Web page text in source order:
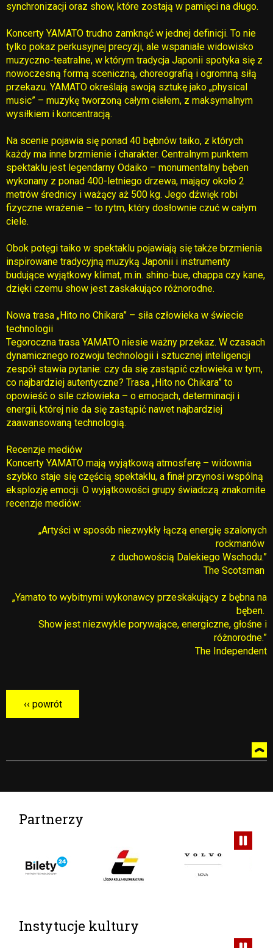
synchronizacji oraz show, które zostają w pamięci na długo.
Koncerty YAMATO trudno zamknąć w jednej definicji. To nie
tylko pokaz perkusyjnej precyzji, ale wspaniałe widowisko
muzyczno-teatralne, w którym tradycja Japonii spotyka się z
nowoczesną formą sceniczną, choreografią i ogromną siłą
przekazu. YAMATO określają swoją sztukę jako „physical
music” – muzykę tworzoną całym ciałem, z maksymalnym
wysiłkiem i koncentracją.
Na scenie pojawia się ponad 40 bębnów taiko, z których
każdy ma inne brzmienie i charakter. Centralnym punktem
spektaklu jest legendarny Odaiko – monumentalny bęben
wykonany z ponad 400-letniego drzewa, mający około 2
metrów średnicy i ważący aż 500 kg. Jego dźwięk robi
fizyczne wrażenie – to rytm, który dosłownie czuć w całym
ciele.
Obok potęgi taiko w spektaklu pojawiają się także brzmienia
inspirowane tradycyjną muzyką Japonii i instrumenty
budujące wyjątkowy klimat, m.in. shino-bue, chappa czy kane,
dzięki czemu show jest zaskakująco różnorodne.
Nowa trasa „Hito no Chikara” – siła człowieka w świecie
technologii
Tegoroczna trasa YAMATO niesie ważny przekaz. W czasach
dynamicznego rozwoju technologii i sztucznej inteligencji
zespół stawia pytanie: czy da się zastąpić człowieka w tym,
co najbardziej autentyczne? Trasa „Hito no Chikara” to
opowieść o sile człowieka – o emocjach, determinacji i
energii, której nie da się zastąpić nawet najbardziej
zaawansowaną technologią.
Recenzje mediów
Koncerty YAMATO mają wyjątkową atmosferę – widownia
szybko staje się częścią spektaklu, a finał przynosi wspólną
eksplozję emocji. O wyjątkowości grupy świadczą znakomite
recenzje mediów:
„Artyści w sposób niezwykły łączą energię szalonych
rockmanów
z duchowością Dalekiego Wschodu.”
The Scotsman
„Yamato to wybitnymi wykonawcy przeskakujący z bębna na
bęben.
Show jest niezwykle porywające, energiczne, głośne i
różnorodne.”
The Independent
Partnerzy
Instytucje kultury